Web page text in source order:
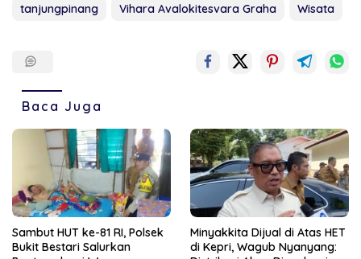
tanjungpinang
Vihara Avalokitesvara Graha Wisata
Baca Juga
Sambut HUT ke-81 RI, Polsek
Bukit Bestari Salurkan
Minyakkita Dijual di Atas HET
di Kepri, Wagub Nyanyang: